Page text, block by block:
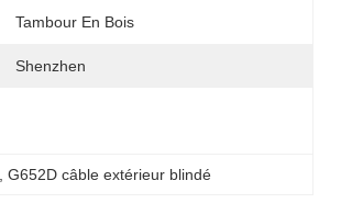
Tambour En Bois
Shenzhen
G652D câble extérieur blindé